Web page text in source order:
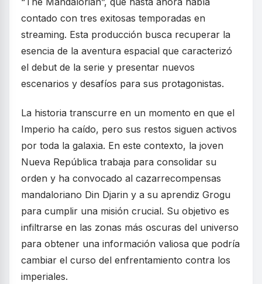
contado con tres exitosas temporadas en
streaming. Esta producción busca recuperar la
esencia de la aventura espacial que caracterizó
el debut de la serie y presentar nuevos
escenarios y desafíos para sus protagonistas.
La historia transcurre en un momento en que el
Imperio ha caído, pero sus restos siguen activos
por toda la galaxia. En este contexto, la joven
Nueva República trabaja para consolidar su
orden y ha convocado al cazarrecompensas
mandaloriano Din Djarin y a su aprendiz Grogu
para cumplir una misión crucial. Su objetivo es
infiltrarse en las zonas más oscuras del universo
para obtener una información valiosa que podría
cambiar el curso del enfrentamiento contra los
imperiales.